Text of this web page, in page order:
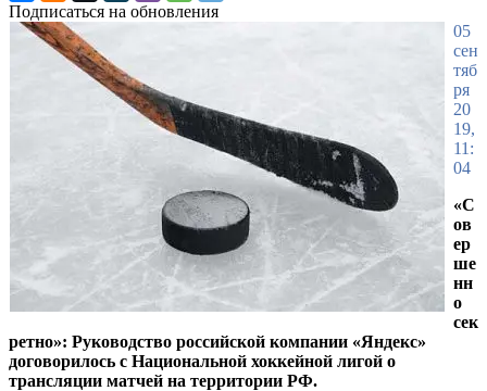
Подписаться на обновления
05
сен
тяб
ря
20
19,
11:
04
«С
ов
ер
ше
нн
о
сек
ретно»: Руководство российской компании «Яндекс»
договорилось с Национальной хоккейной лигой о
трансляции матчей на территории РФ.